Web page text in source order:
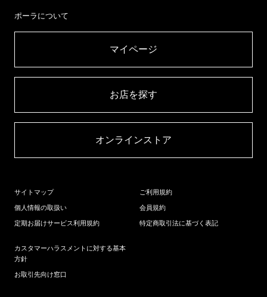
ポーラについて
マイページ​
お店を探す​
オンラインストア​
サイトマップ
個人情報の取扱い
定期お届けサービス利用規約
ご利用規約
会員規約
特定商取引法に基づく表記
カスタマーハラスメントに対する基本
方針
お取引先向け窓口